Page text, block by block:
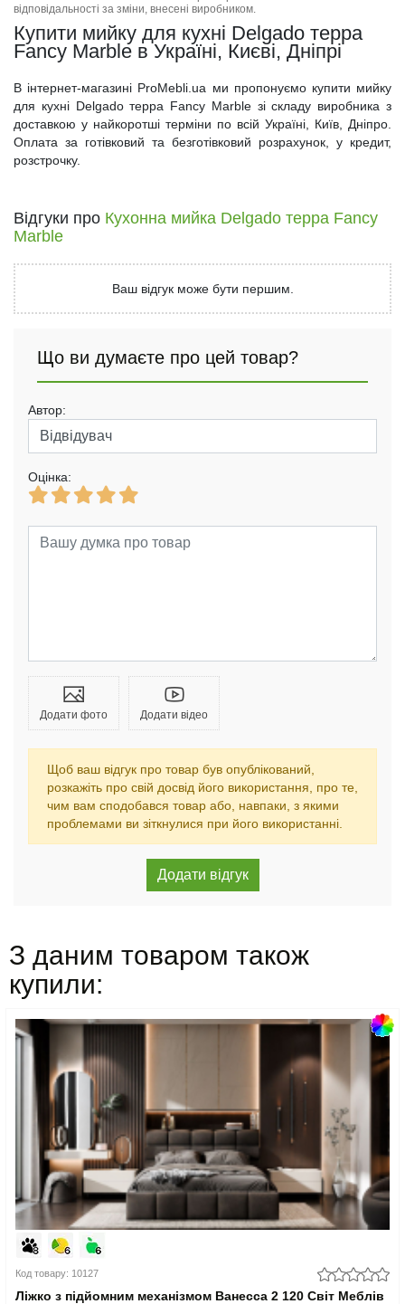
відповідальності за зміни, внесені виробником.
Купити мийку для кухні Delgado терра
Fancy Marble в Україні, Києві, Дніпрі
В інтернет-магазині ProMebli.ua ми пропонуємо купити мийку
для кухні Delgado терра Fancy Marble зі складу виробника з
доставкою у найкоротші терміни по всій Україні, Київ, Дніпро.
Оплата за готівковий та безготівковий розрахунок, у кредит,
розстрочку.
Відгуки про Кухонна мийка Delgado терра Fancy
Marble
Ваш відгук може бути першим.
Що ви думаєте про цей товар?
Автор:
Оцінка:
Додати фото Додати відео
Щоб ваш відгук про товар був опублікований,
розкажіть про свій досвід його використання, про те,
чим вам сподобався товар або, навпаки, з якими
проблемами ви зіткнулися при його використанні.
З даним товаром також
купили:
Код товару: 10127
Ліжко з підйомним механізмом Ванесса 2 120 Світ Меблів